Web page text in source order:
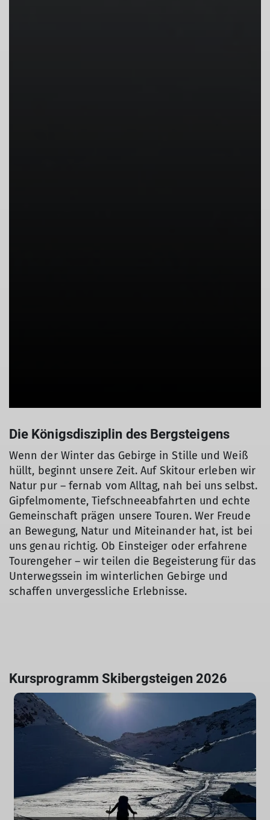
Die Königsdisziplin des Bergsteigens
Wenn der Winter das Gebirge in Stille und Weiß
hüllt, beginnt unsere Zeit. Auf Skitour erleben wir
Natur pur – fernab vom Alltag, nah bei uns selbst.
Gipfelmomente, Tiefschneeabfahrten und echte
Gemeinschaft prägen unsere Touren. Wer Freude
an Bewegung, Natur und Miteinander hat, ist bei
uns genau richtig. Ob Einsteiger oder erfahrene
Tourengeher – wir teilen die Begeisterung für das
Unterwegssein im winterlichen Gebirge und
schaffen unvergessliche Erlebnisse.
Kursprogramm Skibergsteigen 2026